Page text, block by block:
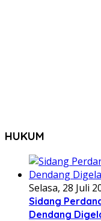
HUKUM
Selasa, 28 Juli
Sidang
Dendang